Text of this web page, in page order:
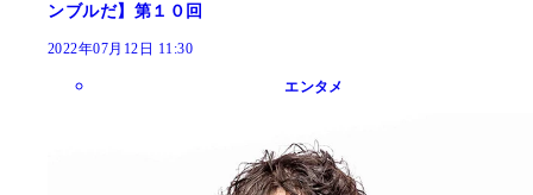
ンブルだ】第１０回
2022年07月12日 11:30
エンタメ